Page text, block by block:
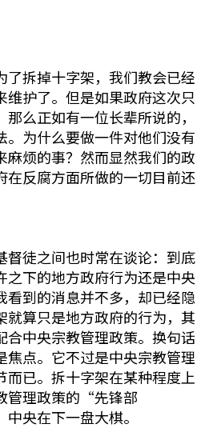
了拆掉十字架，我们教会已经
维护了。但是如果政府这次只
么正如有一位长辈所说的，
。为什么要做一件对他们没有
麻烦的事？然而显然我们的政
在反腐方面所做的一切目前还
督徒之间也时常在谈论：到底
之下的地方政府行为还是中央
看到的消息并不多，却已经隐
就算只是地方政府的行为，其
合中央宗教管理政策。换句话
焦点。它不过是中央宗教管理
而已。拆十字架在某种程度上
管理政策的“先锋部
央在下一盘大棋。